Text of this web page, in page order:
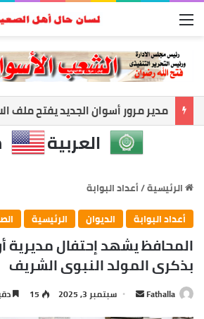
العربية
الرئيسية/أعداد البوابة
أعداد البوابة
الديوان الرئيسية
المحافظ يشهد إحتفال مديرية
بذكرى المولد النبوى الشريف
Fathalla سبتمبر 3, 2025 15